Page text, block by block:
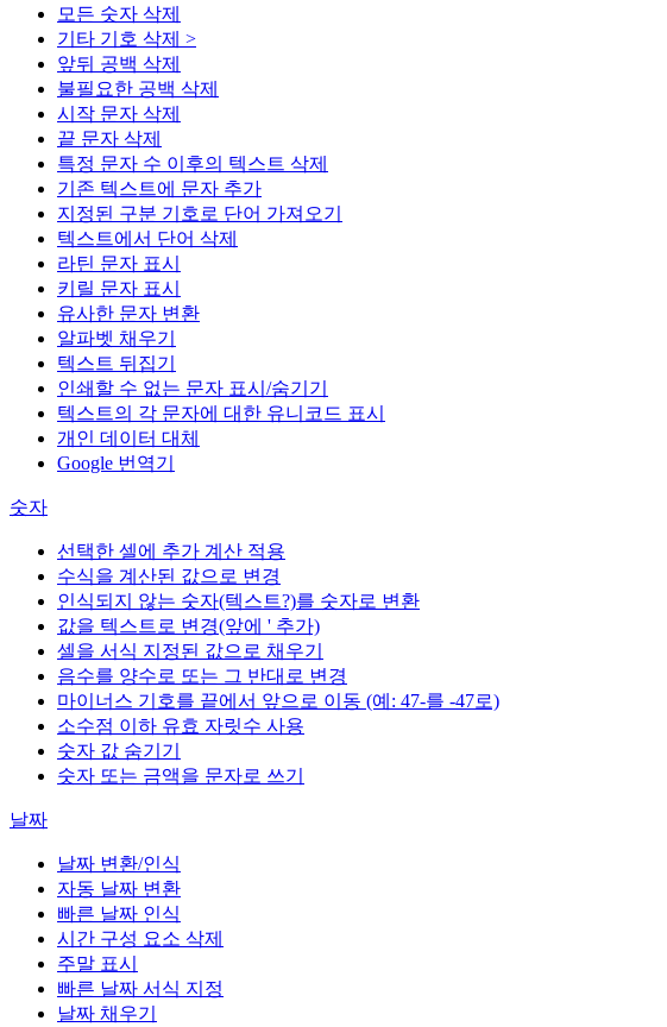
모든 숫자 삭제
기타 기호 삭제 >
앞뒤 공백 삭제
불필요한 공백 삭제
시작 문자 삭제
끝 문자 삭제
특정 문자 수 이후의 텍스트 삭제
기존 텍스트에 문자 추가
지정된 구분 기호로 단어 가져오기
텍스트에서 단어 삭제
라틴 문자 표시
키릴 문자 표시
유사한 문자 변환
알파벳 채우기
텍스트 뒤집기
인쇄할 수 없는 문자 표시/숨기기
텍스트의 각 문자에 대한 유니코드 표시
개인 데이터 대체
Google 번역기
숫자
선택한 셀에 추가 계산 적용
수식을 계산된 값으로 변경
인식되지 않는 숫자(텍스트?)를 숫자로 변환
값을 텍스트로 변경(앞에 ' 추가)
셀을 서식 지정된 값으로 채우기
음수를 양수로 또는 그 반대로 변경
마이너스 기호를 끝에서 앞으로 이동 (예: 47-를 -47로)
소수점 이하 유효 자릿수 사용
숫자 값 숨기기
숫자 또는 금액을 문자로 쓰기
날짜
날짜 변환/인식
자동 날짜 변환
빠른 날짜 인식
시간 구성 요소 삭제
주말 표시
빠른 날짜 서식 지정
날짜 채우기